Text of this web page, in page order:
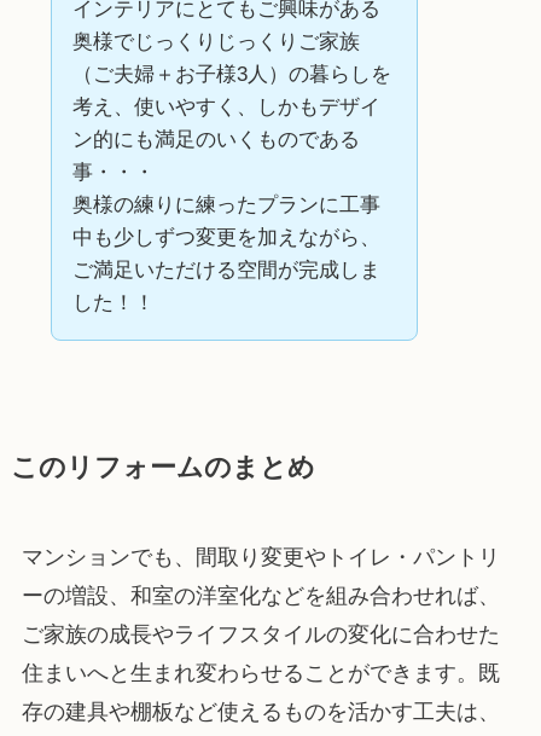
インテリアにとてもご興味がある
奥様でじっくりじっくりご家族
（ご夫婦＋お子様3人）の暮らしを
考え、使いやすく、しかもデザイ
ン的にも満足のいくものである
事・・・
奥様の練りに練ったプランに工事
中も少しずつ変更を加えながら、
ご満足いただける空間が完成しま
した！！
このリフォームのまとめ
マンションでも、間取り変更やトイレ・パントリ
ーの増設、和室の洋室化などを組み合わせれば、
ご家族の成長やライフスタイルの変化に合わせた
住まいへと生まれ変わらせることができます。既
存の建具や棚板など使えるものを活かす工夫は、